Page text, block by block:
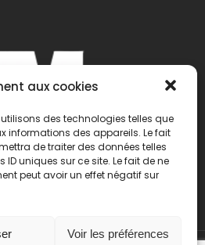
aux cookies
des technologies telles que
informations des appareils. Le fait
de traiter des données telles
uniques sur ce site. Le fait de ne
peut avoir un effet négatif sur
Voir les préférences